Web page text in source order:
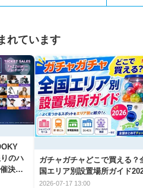
れています
のハ
決
ガチャガチャどこで買える？
国エリア別設置場所ガイド
2026-07-17 13:00